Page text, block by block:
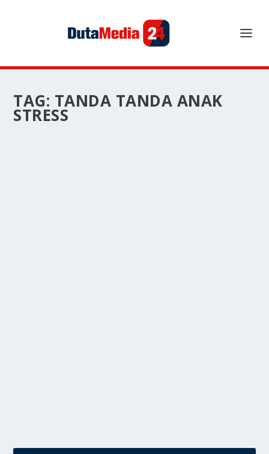
TAG: TANDA TANDA ANAK
STRESS